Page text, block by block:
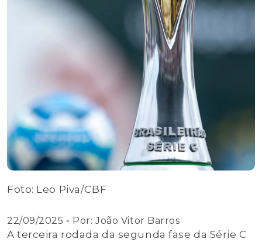
Foto: Leo Piva/CBF
22/09/2025 ◦ Por:João Vitor Barros
A terceira rodada da segunda fase da Série C